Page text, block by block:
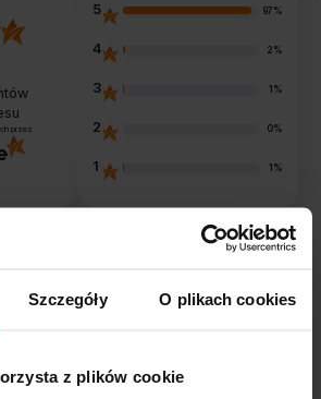
Szczegóły O plikach cookies
z plików cookie
przez
5 97%
4 2%
3 1%
2 0%
1 1%